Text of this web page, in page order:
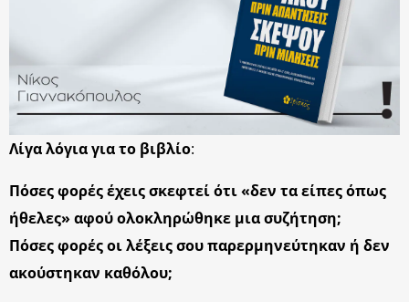
Λίγα λόγια για το βιβλίο:
Πόσες φορές έχεις σκεφτεί ότι «δεν τα είπες όπως
ήθελες» αφού ολοκληρώθηκε μια συζήτηση;
Πόσες φορές οι λέξεις σου παρερμηνεύτηκαν ή δεν
ακούστηκαν καθόλου;